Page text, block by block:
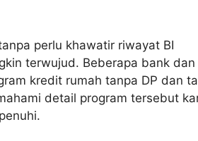
perlu khawatir riwayat BI
terwujud. Beberapa bank dan
kredit rumah tanpa DP dan
detail program tersebut